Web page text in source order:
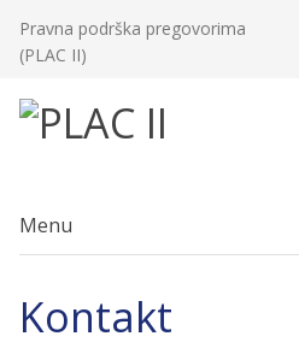
Pravna podrška pregovorima
(PLAC II)
Menu
Kontakt